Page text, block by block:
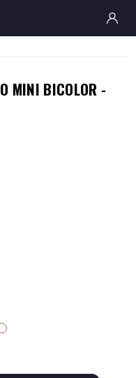
MINI BICOLOR -